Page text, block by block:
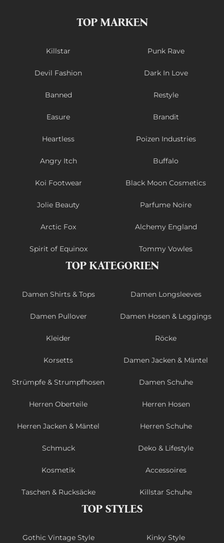
TOP MARKEN
Killstar Punk Rave
Devil Fashion Dark In Love
Banned Restyle
Easure Brandit
Heartless Poizen Industries
Angry Itch Buffalo
Koi Footwear Black Moon Cosmetics
Jolie Beauty Parfume Noire
Arctic Fox Alchemy England
Spirit of Equinox Tommy Vowles
TOP KATEGORIEN
Damen Shirts & Tops Damen Longsleeves
Damen Pullover Damen Hosen & Leggings
Kleider Röcke
Korsetts Damen Jacken & Mäntel
Strümpfe & Strumpfhosen Damen Schuhe
Herren Oberteile Herren Hosen
Herren Jacken & Mäntel Herren Schuhe
Schmuck Deko & Lifestyle
Kosmetik Accessoires
Taschen & Rucksäcke Killstar Schuhe
TOP STYLES
Gothic Vintage Style Kinky Style